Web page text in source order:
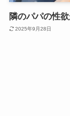
隣のパパの性
2025年9月28日